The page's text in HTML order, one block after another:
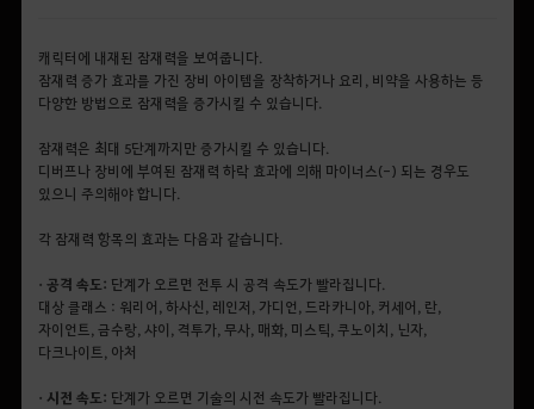
캐릭터에 내재된 잠재력을 보여줍니다.
잠재력 증가 효과를 가진 장비 아이템을 장착하거나 요리, 비약을 사용하는 등
다양한 방법으로 잠재력을 증가시킬 수 있습니다.
잠재력은 최대 5단계까지만 증가시킬 수 있습니다.
디버프나 장비에 부여된 잠재력 하락 효과에 의해 마이너스(-) 되는 경우도
있으니 주의해야 합니다.
각 잠재력 항목의 효과는 다음과 같습니다.
• 공격 속도: 단계가 오르면 전투 시 공격 속도가 빨라집니다.
대상 클래스 : 워리어, 하사신, 레인저, 가디언, 드라카니아, 커세어, 란,
자이언트, 금수랑, 샤이, 격투가, 무사, 매화, 미스틱, 쿠노이치, 닌자,
다크나이트, 아처
• 시전 속도: 단계가 오르면 기술의 시전 속도가 빨라집니다.